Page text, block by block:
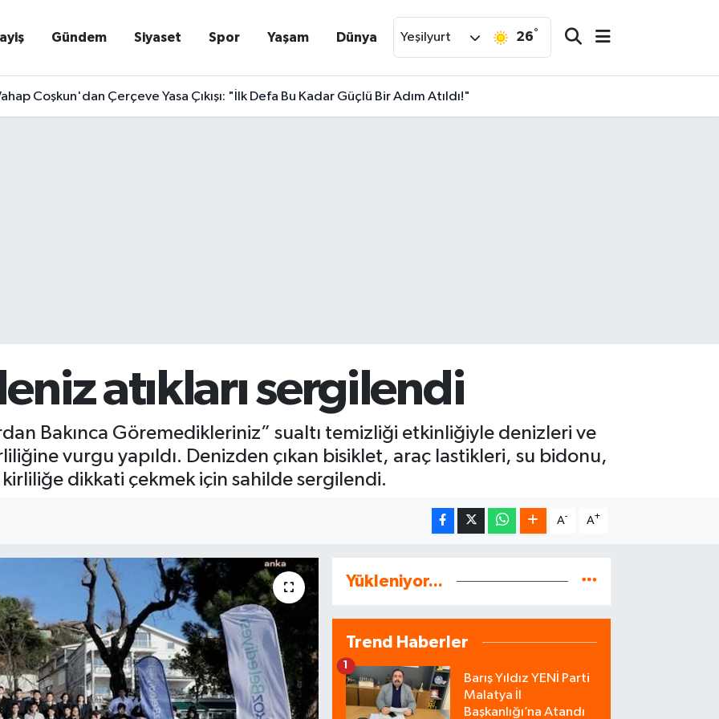
Gündem Siyaset Spor Yaşam Dünya Yeşilyurt 26°
Coşkun'dan Çerçeve Yasa Çıkışı: "İlk Defa Bu Kadar Güçlü Bir Adım Atıldı!"
atıkları sergilendi
Bakınca Göremedikleriniz” sualtı temizliği etkinliğiyle denizleri ve
vurgu yapıldı. Denizden çıkan bisiklet, araç lastikleri, su bidonu,
kirliliğe dikkati çekmek için sahilde sergilendi.
A- A+
Yükleniyor...
Trend Haberler
Barış Yıldız YENİ Parti
Malatya İl
Başkanlığı’na Atandı
1